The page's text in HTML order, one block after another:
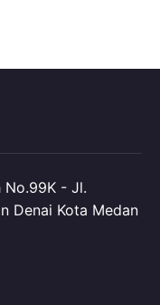
No.99K - Jl.
Denai Kota Medan